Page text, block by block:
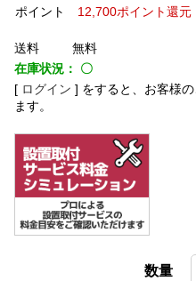
ポイント
12,700ポイント還元
送料
無料
在庫状況： 〇
[ ログイン ] をすると、お客様
ます。
数量